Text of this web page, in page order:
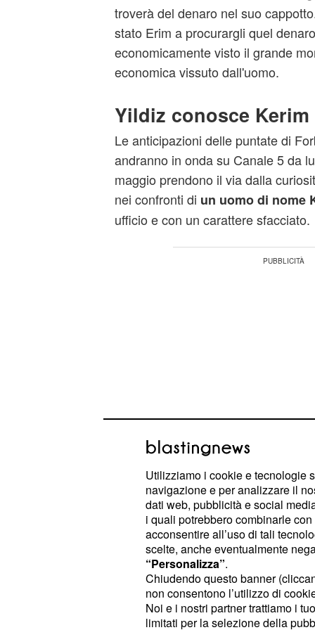
troverà del denaro nel suo
stato Erim a procurargli quel
economicamente visto il grande
economica vissuto dall'uomo.
Yildiz conosce Kerim
Le anticipazioni delle puntate di
andranno in onda su Canale 5 da
maggio prendono il via dalla
nei confronti di un uomo di nome
ufficio e con un carattere sfacciato.
Quando Yildiz racconterà a Ender
le consiglierà di tenersi il più
Halit troverà nella giacca del suo
Andando a prendere suo figlio
quest'ultimo spiegazioni sul
così cheil figlio ha venduto la
Utilizziamo i cookie e tecnologie
navigazione e per analizzare il
dati web, pubblicità e social
i quali potrebbero combinarle
acconsentire all’uso di tali
scelte, anche eventualmente
“Personalizza”.
Chiudendo questo banner
non consentono l’utilizzo di
Noi e i nostri partner trattiamo i
limitati per la selezione della